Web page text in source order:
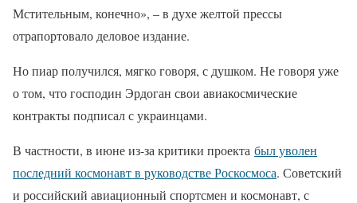
Мстительным, конечно», – в духе желтой прессы
отрапортовало деловое издание.
Но пиар получился, мягко говоря, с душком. Не говоря уже
о том, что господин Эрдоган свои авиакосмические
контракты подписал с украинцами.
В частности, в июне из-за критики проекта был уволен
последний космонавт в руководстве Роскосмоса. Советский
и российский авиационный спортсмен и космонавт, с